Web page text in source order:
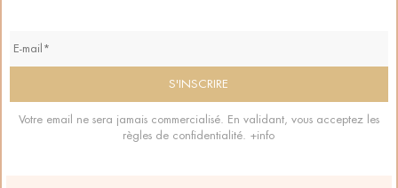
Votre email ne sera jamais commercialisé. En validant, vous acceptez les
règles de confidentialité. +info